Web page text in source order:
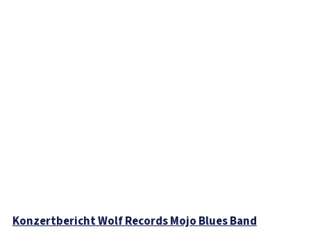
Konzertbericht Wolf Records Mojo Blues Band